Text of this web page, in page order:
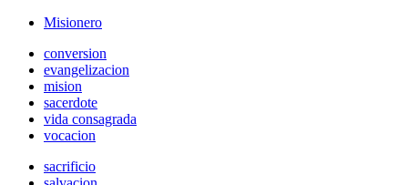
Misionero
conversion
evangelizacion
mision
sacerdote
vida consagrada
vocacion
sacrificio